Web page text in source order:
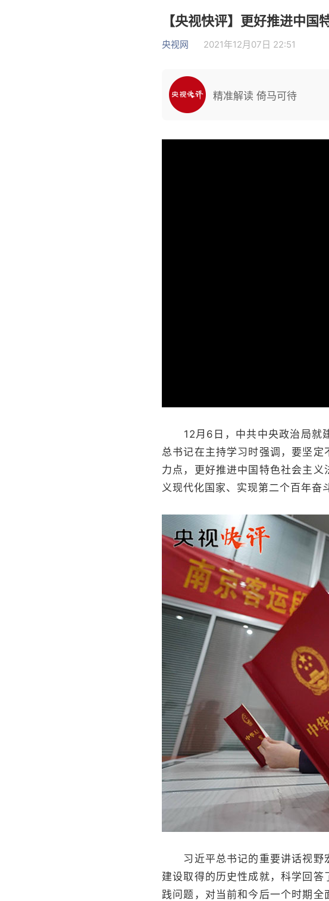
【央视快评】更好推进中
央视网 2021年12月07日 22:51
精准解读 倚马可待
12月6日，中共中央政治局就建
总书记在主持学习时强调，要坚
力点，更好推进中国特色社会主
义现代化国家、实现第二个百年奋
习近平总书记的重要讲话视野
建设取得的历史性成就，科学回
践问题，对当前和今后一个时期